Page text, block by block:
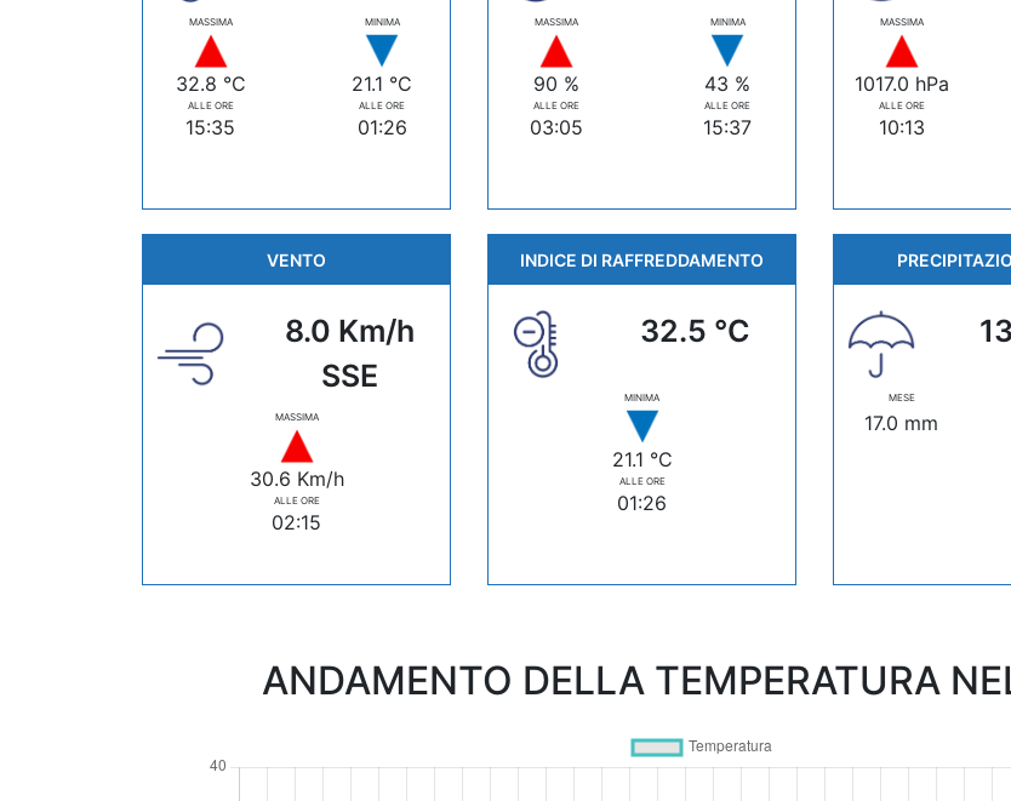
MASSIMA
32.8 °C
ALLE ORE
15:35
MINIMA
21.1 °C
ALLE ORE
01:26
MASSIMA
90 %
ALLE ORE
03:05
MINIMA
43 %
ALLE ORE
15:37
MASSIMA
1017.0 hPa
ALLE ORE
10:13
VENTO
8.0 Km/h
SSE
MASSIMA
30.6 Km/h
ALLE ORE
02:15
INDICE DI RAFFREDDAMENTO
32.5 °C
MINIMA
21.1 °C
ALLE ORE
01:26
MESE
17.0 mm
ANDAMENTO DELLA TEMPERATURA